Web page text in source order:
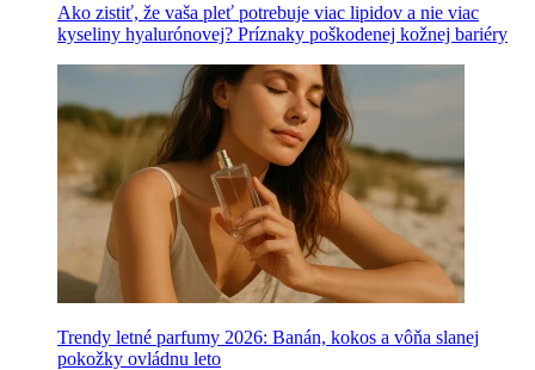
Ako zistiť, že vaša pleť potrebuje viac lipidov a nie viac
kyseliny hyalurónovej? Príznaky poškodenej kožnej bariéry
Trendy letné parfumy 2026: Banán, kokos a vôňa slanej
pokožky ovládnu leto